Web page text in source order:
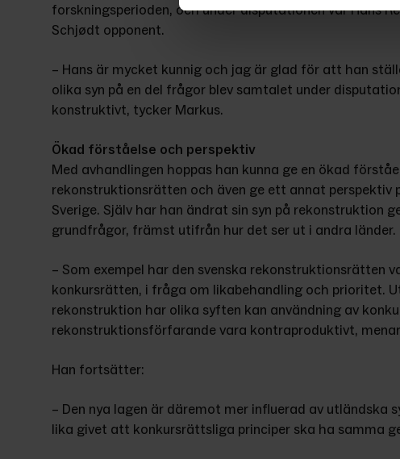
forskningsperioden, och under disputationen var Hans
Schjødt opponent.
– Hans är mycket kunnig och jag är glad för att han
olika syn på en del frågor blev samtalet under
konstruktivt, tycker Markus.
Ökad förståelse och perspektiv
Med avhandlingen hoppas han kunna ge en ökad
rekonstruktionsrätten och även ge ett annat perspektiv
Sverige. Själv har han ändrat sin syn på rekonstruktion
grundfrågor, främst utifrån hur det ser ut i andra länder.
– Som exempel har den svenska rekonstruktionsrätten
konkursrätten, i fråga om likabehandling och prioritet.
rekonstruktion har olika syften kan användning av
rekonstruktionsförfarande vara kontraproduktivt, menar
Han fortsätter:
– Den nya lagen är däremot mer influerad av utländska
lika givet att konkursrättsliga principer ska ha samma